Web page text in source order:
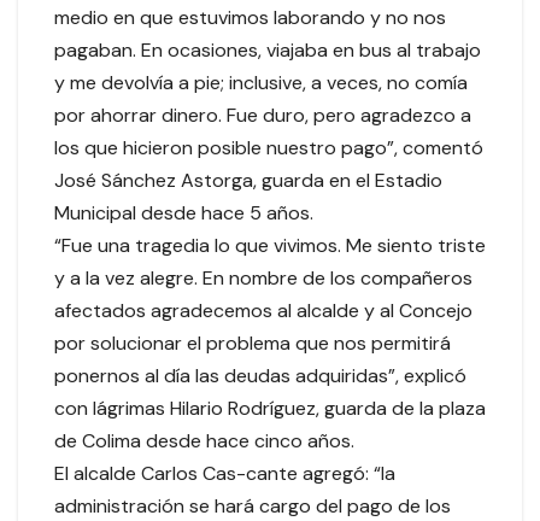
medio en que estuvimos laborando y no nos
pagaban. En ocasiones, viajaba en bus al trabajo
y me devolvía a pie; inclusive, a veces, no comía
por ahorrar dinero. Fue duro, pero agradezco a
los que hicieron posible nuestro pago”, comentó
José Sánchez Astorga, guarda en el Estadio
Municipal desde hace 5 años.
“Fue una tragedia lo que vivimos. Me siento triste
y a la vez alegre. En nombre de los compañeros
afectados agradecemos al alcalde y al Concejo
por solucionar el problema que nos permitirá
ponernos al día las deudas adquiridas”, explicó
con lágrimas Hilario Rodríguez, guarda de la plaza
de Colima desde hace cinco años.
El alcalde Carlos Cas-cante agregó: “la
administración se hará cargo del pago de los